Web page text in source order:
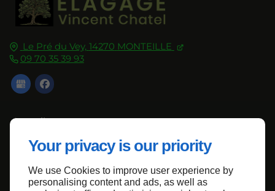
Your privacy is our priority
We use Cookies to improve user experience by
personalising content and ads, as well as
Le Pré du Vey, 14270 MONTEILLE
09 70 35 39 93
Accueil
Contactez-nous
Mentions légales
Plan du site